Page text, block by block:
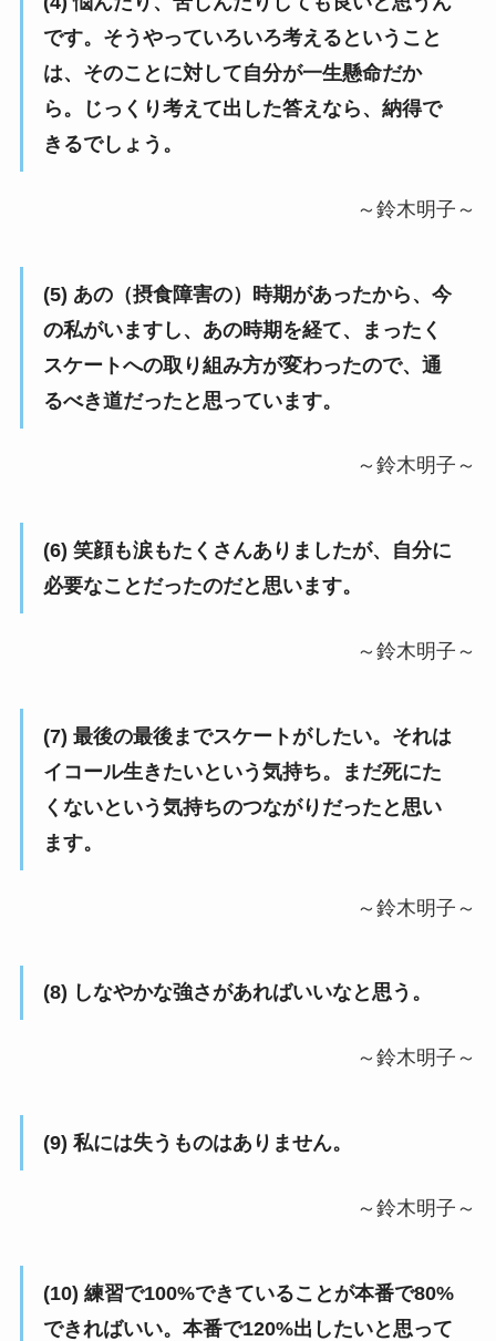
です。そうやっていろいろ考えるということ
は、そのことに対して自分が一生懸命だか
ら。じっくり考えて出した答えなら、納得で
きるでしょう。
～鈴木明子～
(5) あの（摂食障害の）時期があったから、今
の私がいますし、あの時期を経て、まったく
スケートへの取り組み方が変わったので、通
るべき道だったと思っています。
～鈴木明子～
(6) 笑顔も涙もたくさんありましたが、自分に
必要なことだったのだと思います。
～鈴木明子～
(7) 最後の最後までスケートがしたい。それは
イコール生きたいという気持ち。まだ死にた
くないという気持ちのつながりだったと思い
ます。
～鈴木明子～
(8) しなやかな強さがあればいいなと思う。
～鈴木明子～
(9) 私には失うものはありません。
～鈴木明子～
(10) 練習で100%できていることが本番で80%
できればいい。本番で120%出したいと思って